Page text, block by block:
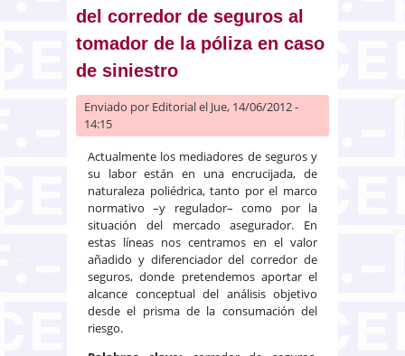
del corredor de seguros al
tomador de la póliza en caso
de siniestro
Enviado por Editorialel Jue, 14/06/2012 -
14:15
Actualmente los mediadores de seguros y
su labor están en una encrucijada, de
naturaleza poliédrica, tanto por el marco
normativo –y regulador– como por la
situación del mercado asegurador. En
estas líneas nos centramos en el valor
añadido y diferenciador del corredor de
seguros, donde pretendemos aportar el
alcance conceptual del análisis objetivo
desde el prisma de la consumación del
riesgo.